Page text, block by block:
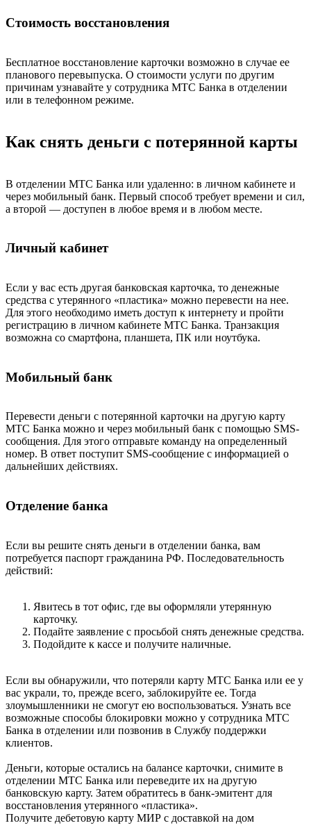
Стоимость восстановления
Бесплатное восстановление карточки возможно в случае ее
планового перевыпуска. О стоимости услуги по другим
причинам узнавайте у сотрудника МТС Банка в отделении
или в телефонном режиме.
Как снять деньги с потерянной карты
В отделении МТС Банка или удаленно: в личном кабинете и
через мобильный банк. Первый способ требует времени и сил,
а второй — доступен в любое время и в любом месте.
Личный кабинет
Если у вас есть другая банковская карточка, то денежные
средства с утерянного «пластика» можно перевести на нее.
Для этого необходимо иметь доступ к интернету и пройти
регистрацию в личном кабинете МТС Банка. Транзакция
возможна со смартфона, планшета, ПК или ноутбука.
Мобильный банк
Перевести деньги с потерянной карточки на другую карту
МТС Банка можно и через мобильный банк с помощью SMS-
сообщения. Для этого отправьте команду на определенный
номер. В ответ поступит SMS-сообщение с информацией о
дальнейших действиях.
Отделение банка
Если вы решите снять деньги в отделении банка, вам
потребуется паспорт гражданина РФ. Последовательность
действий:
Явитесь в тот офис, где вы оформляли утерянную
карточку.
Подайте заявление с просьбой снять денежные средства.
Подойдите к кассе и получите наличные.
Если вы обнаружили, что потеряли карту МТС Банка или ее у
вас украли, то, прежде всего, заблокируйте ее. Тогда
злоумышленники не смогут ею воспользоваться. Узнать все
возможные способы блокировки можно у сотрудника МТС
Банка в отделении или позвонив в Службу поддержки
клиентов.
Деньги, которые остались на балансе карточки, снимите в
отделении МТС Банка или переведите их на другую
банковскую карту. Затем обратитесь в банк-эмитент для
восстановления утерянного «пластика».
Получите дебетовую карту МИР с доставкой на дом